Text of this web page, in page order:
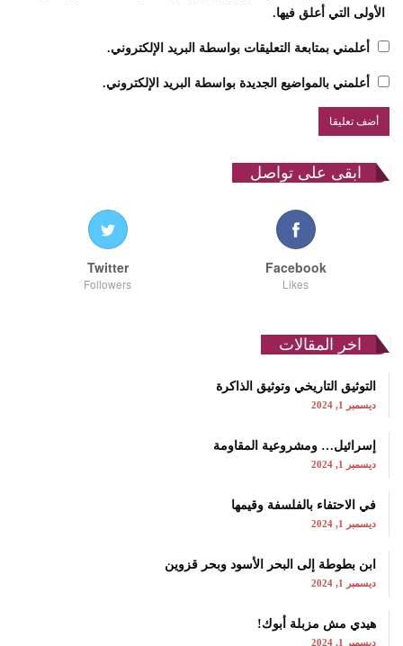
الأولى التي أعلق فيها.
أعلمني بمتابعة التعليقات بواسطة البريد الإلكتروني.
أعلمني بالمواضيع الجديدة بواسطة البريد الإلكتروني.
ابقى على تواصل
Facebook
Likes
Twitter
Followers
اخر المقالات
التوثيق التاريخي وتوثيق الذاكرة
ديسمبر 1, 2024
إسرائيل… ومشروعية المقاومة
ديسمبر 1, 2024
في الاحتفاء بالفلسفة وقيمها
ديسمبر 1, 2024
ابن بطوطة إلى البحر الأسود وبحر قزوين
ديسمبر 1, 2024
هيدي مش مزبلة أبوك!
ديسمبر 1, 2024